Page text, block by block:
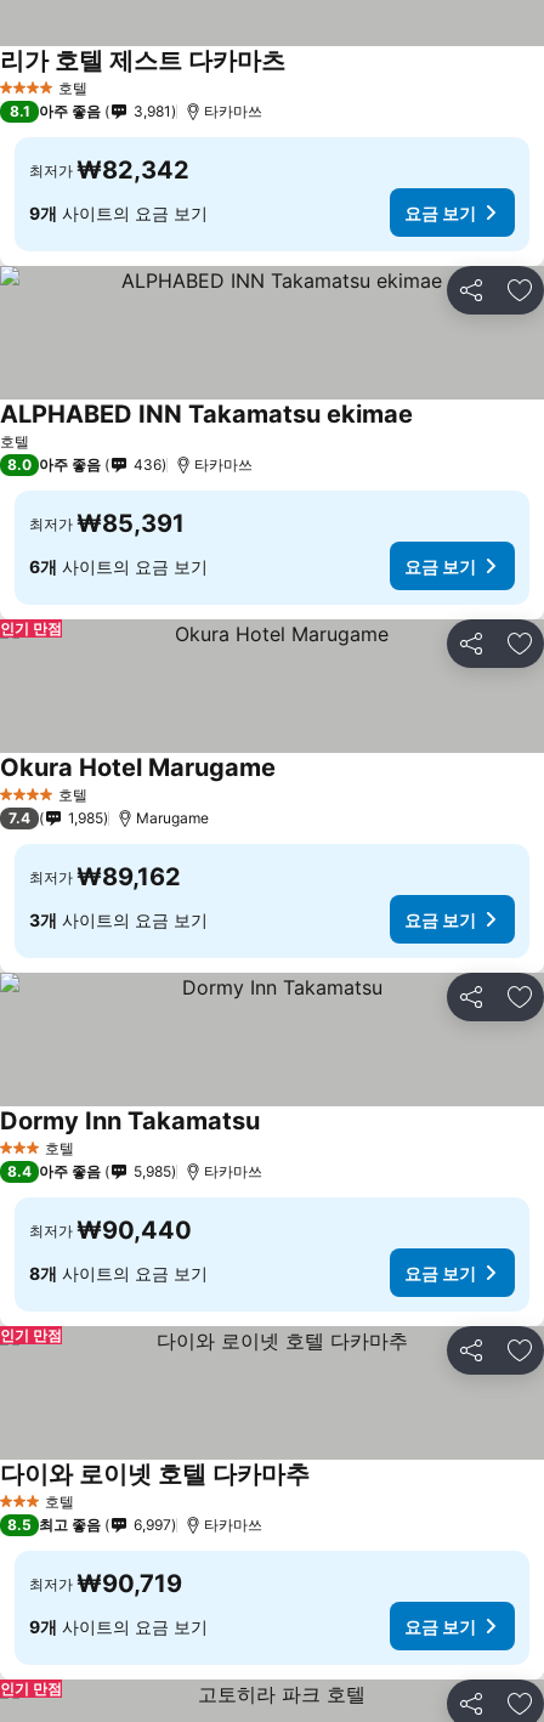
4 성급 호텔
리가 호텔 제스트 다카마츠요금 보기
8.1 아주 좋음 3,981 타카마쓰
최저가 ₩82,342
9개 사이트의 요금 보기 요금 보기
공유 즐
호텔
ALPHABED INN Takamatsu ekimae
8.0 아주 좋음 436 타카마쓰
최저가 ₩85,391
6개 사이트의 요금 보기 요금 보기
공유 즐
인기 만점
4 성급 호텔
Okura Hotel Marugame
7.4 1,985 Marugame
최저가 ₩89,162
3개 사이트의 요금 보기 요금 보기
공유 즐
3 성급 호텔
Dormy Inn Takamatsu요금 보기
8.4 아주 좋음 5,985 타카마쓰
최저가 ₩90,440
8개 사이트의 요금 보기 요금 보기
공유 즐
인기 만점
3 성급 호텔
다이와 로이넷 호텔 다카마추
8.5 최고 좋음 6,997 타카마쓰
최저가 ₩90,719
9개 사이트의 요금 보기 요금 보기
공유 즐
인기 만점